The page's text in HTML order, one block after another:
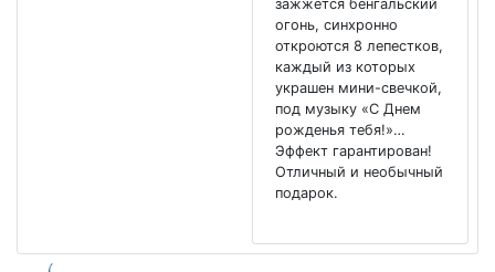
зажжется бенгальский
огонь, синхронно
откроются 8 лепестков,
каждый из которых
украшен мини-свечкой,
под музыку «С Днем
рожденья тебя!»…
Эффект гарантирован!
Отличный и необычный
подарок.